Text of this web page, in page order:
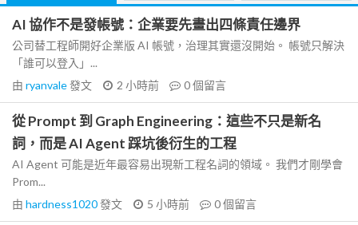
AI 協作不是發帳號：企業要先畫出四條責任邊界
公司替工程師開好企業版 AI 帳號，治理其實還沒開始。 帳號只解決
「誰可以登入」...
由 ryanvale發文 2 小時前 0個留言
從 Prompt 到 Graph Engineering：這些不只是新名
詞，而是 AI Agent 踩坑後衍生的工程
AI Agent 可能是近年最容易出現新工程名詞的領域。 我們才剛學會
Prom...
由 hardness1020發文 5 小時前 0個留言